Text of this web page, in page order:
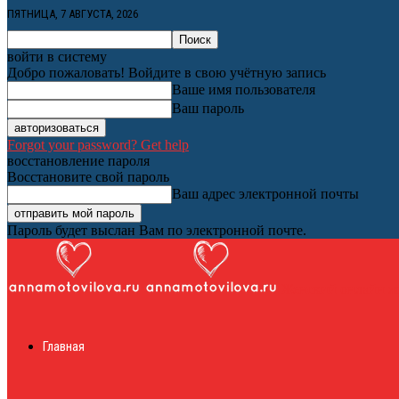
ПЯТНИЦА, 7 АВГУСТА, 2026
войти в систему
Добро пожаловать! Войдите в свою учётную запись
Ваше имя пользователя
Ваш пароль
Forgot your password? Get help
восстановление пароля
Восстановите свой пароль
Ваш адрес электронной почты
Пароль будет выслан Вам по электронной почте.
Главная